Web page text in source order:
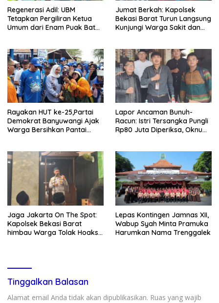
Regenerasi Adil: UBM
Tetapkan Pergiliran Ketua
Umum dari Enam Puak Batak
Jumat Berkah: Kapolsek
Bekasi Barat Turun Langsung
Kunjungi Warga Sakit dan
Rayakan HUT ke-25,Partai
Demokrat Banyuwangi Ajak
Warga Bersihkan Pantai
Lapor Ancaman Bunuh-
Racun: Istri Tersangka Pungli
Rp80 Juta Diperiksa, Oknum
Jaga Jakarta On The Spot:
Kapolsek Bekasi Barat
himbau Warga Tolak Hoaks
Lepas Kontingen Jamnas XII,
Wabup Syah Minta Pramuka
Harumkan Nama Trenggalek
Tinggalkan Balasan
Alamat email Anda tidak akan dipublikasikan. Ruas yang wajib